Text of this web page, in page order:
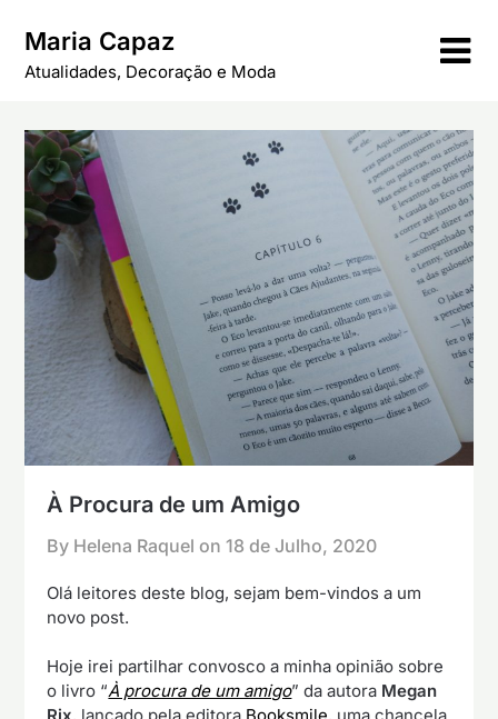
content
Maria Capaz
Atualidades, Decoração e Moda
À Procura de um Amigo
By Helena Raquel on18 de Julho, 2020
Olá leitores deste blog, sejam bem-vindos a um
novo post.
Hoje irei partilhar convosco a minha opinião sobre
o livro “À procura de um amigo” da autora Megan